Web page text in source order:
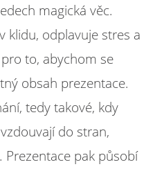
magická věc.
klidu, odplavuje stres a
to, abychom se
obsah prezentace.
tedy takové, kdy
do stran,
Prezentace pak působí